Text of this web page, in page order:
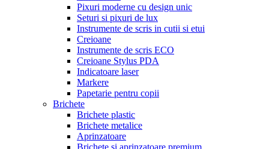
Pixuri moderne cu design unic
Seturi si pixuri de lux
Instrumente de scris in cutii si etui
Creioane
Instrumente de scris ECO
Creioane Stylus PDA
Indicatoare laser
Markere
Papetarie pentru copii
Brichete
Brichete plastic
Brichete metalice
Aprinzatoare
Brichete si aprinzatoare premium